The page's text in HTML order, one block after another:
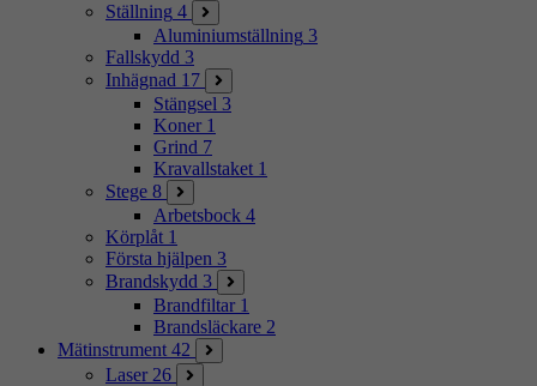
Ställning 4
Aluminiumställning 3
Fallskydd 3
Inhägnad 17
Stängsel 3
Koner 1
Grind 7
Kravallstaket 1
Stege 8
Arbetsbock 4
Körplåt 1
Första hjälpen 3
Brandskydd 3
Brandfiltar 1
Brandsläckare 2
Mätinstrument 42
Laser 26